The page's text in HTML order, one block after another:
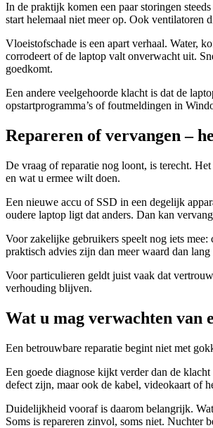
In de praktijk komen een paar storingen
start helemaal niet meer op. Ook ventilatoren
Vloeistofschade is een apart verhaal. Water,
corrodeert of de laptop valt onverwacht uit.
goedkomt.
Een andere veelgehoorde klacht is dat de
opstartprogramma’s of foutmeldingen in
Repareren of vervangen –
De vraag of reparatie nog loont, is terecht.
en wat u ermee wilt doen.
Een nieuwe accu of SSD in een degelijk
oudere laptop ligt dat anders. Dan kan
Voor zakelijke gebruikers speelt nog iets
praktisch advies zijn dan meer waard dan
Voor particulieren geldt juist vaak dat
verhouding blijven.
Wat u mag verwachten van
Een betrouwbare reparatie begint niet met
Een goede diagnose kijkt verder dan de
defect zijn, maar ook de kabel, videokaart of
Duidelijkheid vooraf is daarom belangrijk.
Soms is repareren zinvol, soms niet. Nuchter